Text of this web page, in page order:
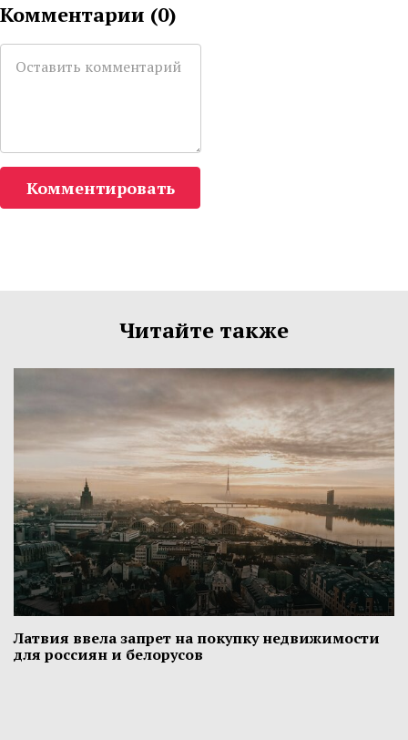
Комментарии (0)
Комментировать
Читайте также
Латвия ввела запрет на покупку недвижимости
для россиян и белорусов